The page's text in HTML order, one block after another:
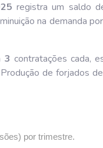
5 registra um saldo
na demanda
3 contratações cada,
de forjados
por trimestre.